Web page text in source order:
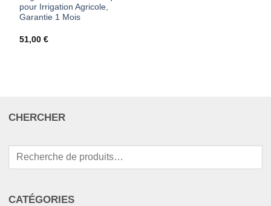
pour Irrigation Agricole,
Garantie 1 Mois
51,00€
CHERCHER
Recherche
CATÉGORIES